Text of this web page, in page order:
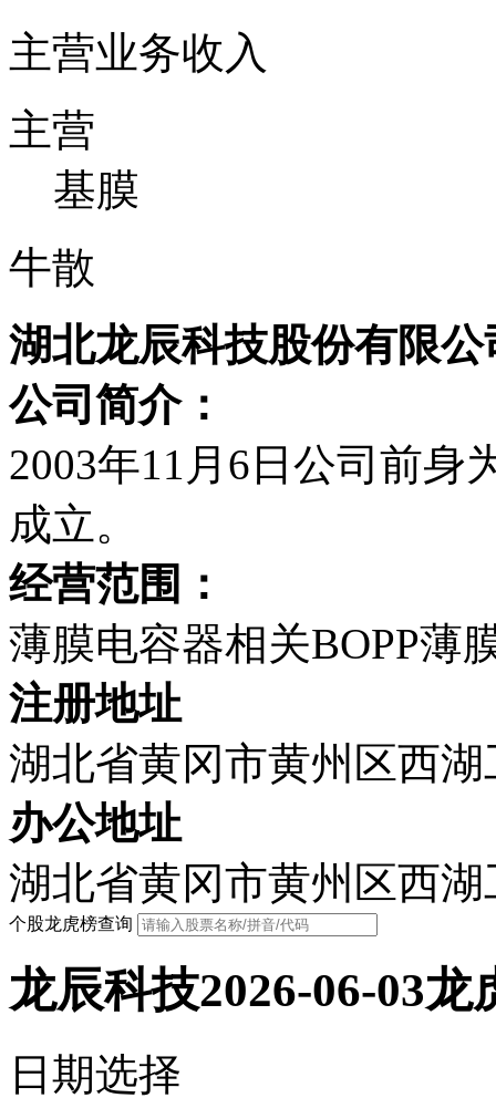
主营业务收入
主营
基膜
牛散
湖北龙辰科技股份有限公
公司简介：
2003年11月6日公司前身
成立。
经营范围：
薄膜电容器相关BOPP薄
注册地址
湖北省黄冈市黄州区西
办公地址
湖北省黄冈市黄州区西
个股龙虎榜查询
龙辰科技2026-06-03龙
日期选择